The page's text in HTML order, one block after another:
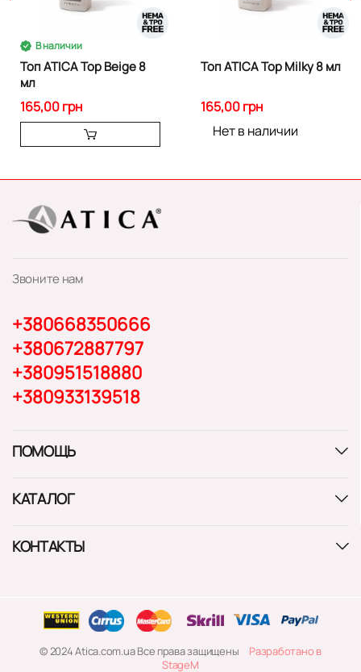
В наличии
Топ ATICA Top Beige 8
мл
165,00 грн
Топ ATICA Top Milky 8 мл
165,00 грн
Нет в наличии
Звоните нам
+380668350666
+380672887797
+380951518880
+380933139518
ПОМОЩЬ
КАТАЛОГ
КОНТАКТЫ
© 2024 Atica.com.ua Все права защищены
Разработано в
StageM